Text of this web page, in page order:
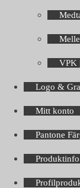
VPK
Logo &
Mitt konto
Pantone
Produktinfo